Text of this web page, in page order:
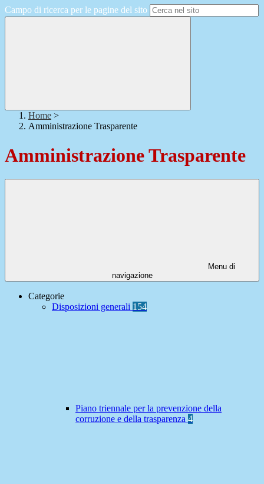
Campo di ricerca per le pagine del sito
Home >
Amministrazione Trasparente
Amministrazione Trasparente
Menu di
navigazione
Categorie
Disposizioni generali 154
Piano triennale per la prevenzione della
corruzione e della trasparenza 4